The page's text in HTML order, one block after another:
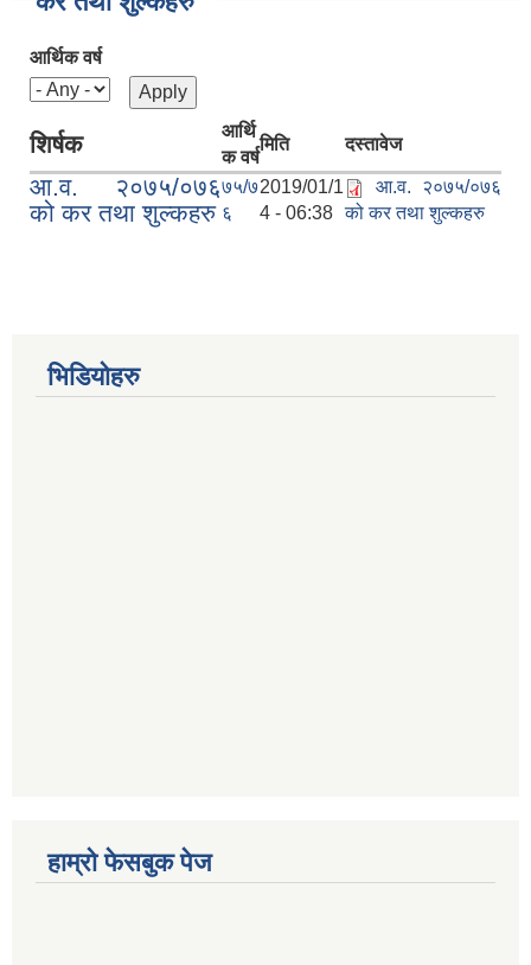
आर्थिक वर्ष
शिर्षक
आर्थि
क वर्ष
मिति दस्तावेज
आ.व. २०७५/०७६
को कर तथा शुल्कहरु
७५/७
६
2019/01/1
4 - 06:38
आ.व. २०७५/०७६
को कर तथा शुल्कहरु
भिडियोहरु
हाम्रो फेसबुक पेज